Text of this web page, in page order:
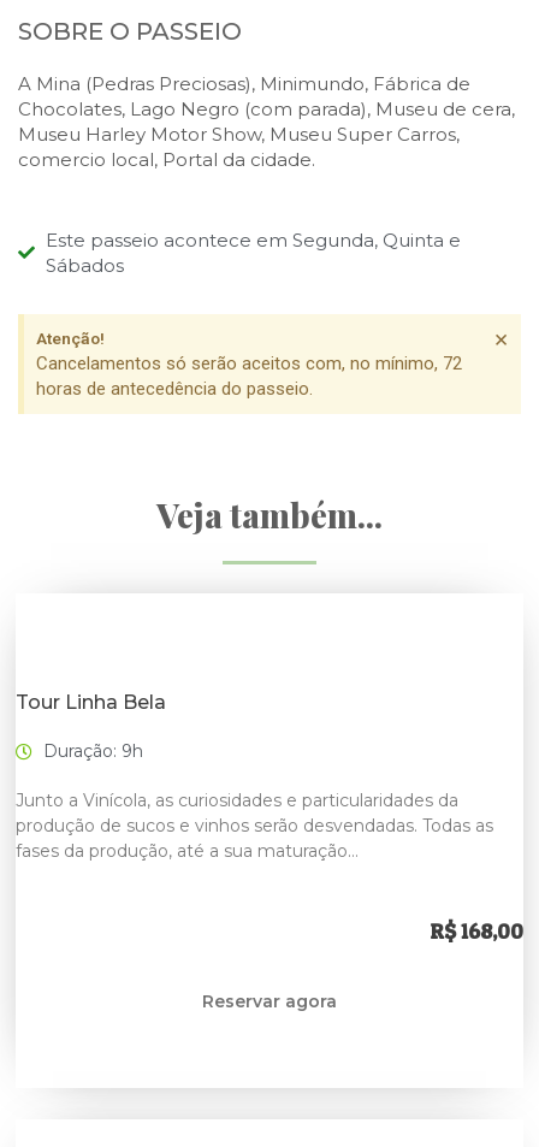
SOBRE O PASSEIO
A Mina (Pedras Preciosas), Minimundo, Fábrica de
Chocolates, Lago Negro (com parada), Museu de cera,
Museu Harley Motor Show, Museu Super Carros,
comercio local, Portal da cidade.
Este passeio acontece em Segunda, Quinta e
Sábados
Atenção!
Cancelamentos só serão aceitos com, no mínimo, 72
horas de antecedência do passeio.
×
Veja também...
Tour Linha Bela
Duração: 9h
Junto a Vinícola, as curiosidades e particularidades da
produção de sucos e vinhos serão desvendadas. Todas as
fases da produção, até a sua maturação…
R$ 168,00
Reservar agora